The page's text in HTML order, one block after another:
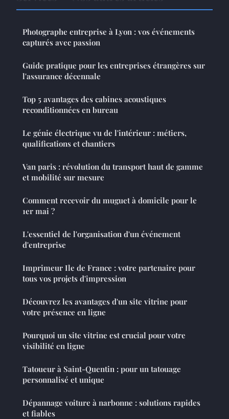
Photographe entreprise à Lyon : vos événements
capturés avec passion
Guide pratique pour les entreprises étrangères sur
l'assurance décennale
Top 5 avantages des cabines acoustiques
reconditionnées en bureau
Le génie électrique vu de l'intérieur : métiers,
qualifications et chantiers
Van paris : révolution du transport haut de gamme
et mobilité sur mesure
Comment recevoir du muguet à domicile pour le
1er mai ?
L'essentiel de l'organisation d'un événement
d'entreprise
Imprimeur Ile de France : votre partenaire pour
tous vos projets d'impression
Découvrez les avantages d'un site vitrine pour
votre présence en ligne
Pourquoi un site vitrine est crucial pour votre
visibilité en ligne
Tatoueur à Saint-Quentin : pour un tatouage
personnalisé et unique
Dépannage voiture à narbonne : solutions rapides
et fiables